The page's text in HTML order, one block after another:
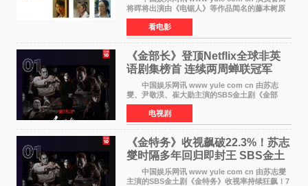
将晖将出演由《电锯人》等作品闻名的藤本树原
作漫画改编的电影《蓦然回首》（是枝裕和导
演）。菅田饰演的角色是初中时代两位主人公带
着完成的作品前去
看电影
《金部长》登顶Netflix全球非英
语剧集榜首 连续两周蝉联冠军
中国娱乐网讯 www yule com cn 由苏志
燮、尹敬淏、崔大勋主演的SBS金土剧《金部
长》持续席卷全球，收获海内外观众热烈反
响。 15日，据Netflix官方排行榜网站Tudum
公布的数据，SBS金土剧《
电视剧
《金特务》收视飙破22.3%！苏志
燮时隔多年回归即封王 SBS金土
剧新纪录诞生
中国娱乐网讯 www yule com cn 由苏志燮
主演的SBS金土剧《金特务》收视率持续狂飙！7